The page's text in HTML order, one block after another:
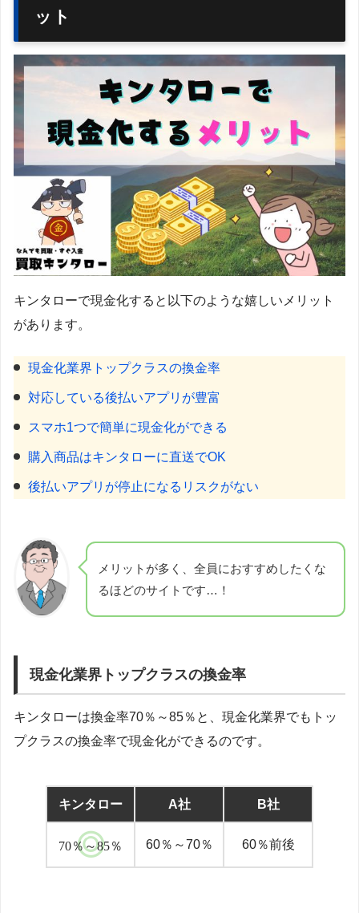
ット
キンタローで現金化すると以下のような嬉しいメリット
があります。
現金化業界トップクラスの換金率
対応している後払いアプリが豊富
スマホ1つで簡単に現金化ができる
購入商品はキンタローに直送でOK
後払いアプリが停止になるリスクがない
メリットが多く、全員におすすめしたくな
るほどのサイトです…！
現金化業界トップクラスの換金率
キンタローは換金率70％～85％と、現金化業界でもトッ
プクラスの換金率で現金化ができるのです。
キンタロー A社 B社
70％～85％ 60％～70％ 60％前後